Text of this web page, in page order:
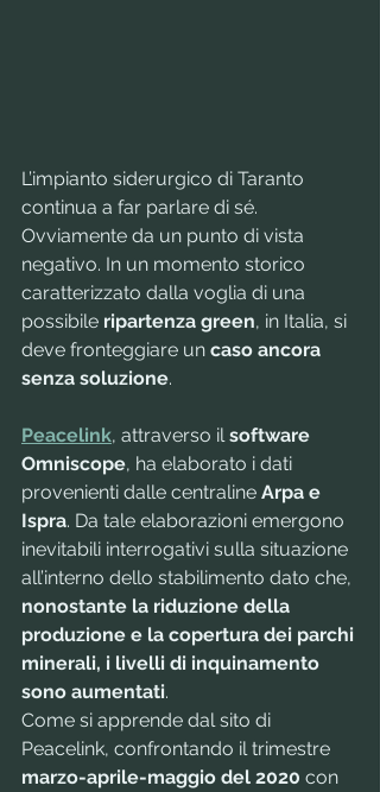
L’impianto siderurgico di Taranto
continua a far parlare di sé.
Ovviamente da un punto di vista
negativo. In un momento storico
caratterizzato dalla voglia di una
possibile ripartenza green, in Italia, si
deve fronteggiare un caso ancora
senza soluzione.
Peacelink, attraverso il software
Omniscope, ha elaborato i dati
provenienti dalle centraline Arpa e
Ispra. Da tale elaborazioni emergono
inevitabili interrogativi sulla situazione
all’interno dello stabilimento dato che,
nonostante la riduzione della
produzione e la copertura dei parchi
minerali, i livelli di inquinamento
sono aumentati.
Come si apprende dal sito di
Peacelink, confrontando il trimestre
marzo-aprile-maggio del 2020 con